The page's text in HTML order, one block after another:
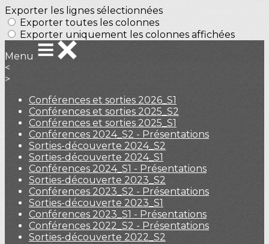
Exporter les lignes sélectionnées
Exporter toutes les colonnes
Exporter uniquement les colonnes affichées
Menu
<
>
Conférences et sorties 2026_S1
Conférences et sorties 2025_S2
Conférences et sorties 2025_S1
Conférences 2024_S2 - Présentations
Sorties-découverte 2024_S2
Sorties-découverte 2024_S1
Conférences 2024_S1 - Présentations
Sorties-découverte 2023_S2
Conférences 2023_S2 - Présentations
Sorties-découverte 2023_S1
Conférences 2023_S1 - Présentations
Conférences 2022_S2 - Présentations
Sorties-découverte 2022_S2